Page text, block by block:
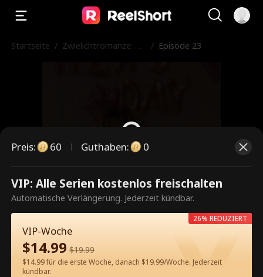
Startseite / Zwielichtromanze: Bli
/ Episode 23
Dies ist eine kostenpflichtige
Episode. Bitte entsperren, um
60 Jetzt entsperren
Preis: 60 Guthaben: 0
VIP: Alle Serien kostenlos freischalten
Automatische Verlängerung. Jederzeit kündbar.
VIP-Woche
$14.99 $19.99
$14.99 für die erste Woche, danach $19.99/Woche. Jederzeit
kündbar.
26% REDUZIERT